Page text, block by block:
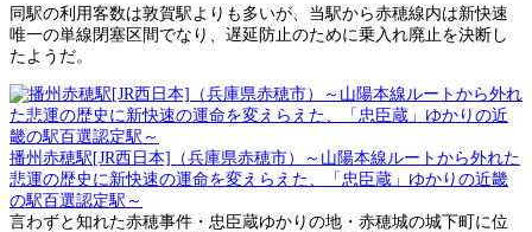
同駅の利用客数は敦賀駅よりも多いが、当駅から赤穂線内は新快速
唯一の単線閉塞区間でなり、遅延防止のために乗入れ廃止を決断し
たようだ。
播州赤穂駅[JR西日本]（兵庫県赤穂市）～山陽本線ルートから外れた
悲運の歴史に新快速の運命を変えらえた、「忠臣蔵」ゆかりの近畿
の駅百選認定駅～
言わずと知れた赤穂事件・忠臣蔵ゆかりの地・赤穂城の城下町に位